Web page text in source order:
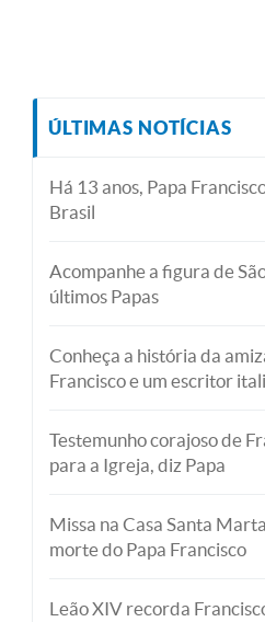
ÚLTIMAS NOTÍCIAS
Há 13 anos, Papa
Brasil
Acompanhe a figura de
últimos Papas
Conheça a história da
Francisco e um escritor
Testemunho corajoso de
para a Igreja, diz Papa
Missa na Casa Santa
morte do Papa Francisco
Leão XIV recorda